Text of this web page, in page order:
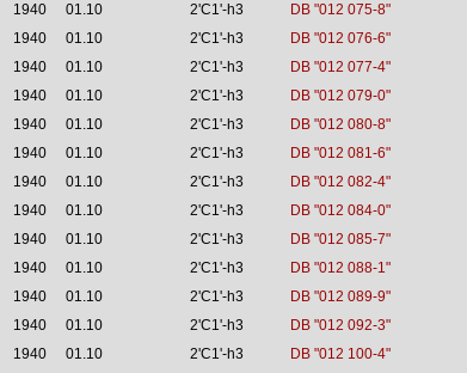
1940 01.10 2'C1'-h3
DB "012 075-8"
1940 01.10 2'C1'-h3
DB "012 076-6"
1940 01.10 2'C1'-h3
DB "012 077-4"
1940 01.10 2'C1'-h3
DB "012 079-0"
1940 01.10 2'C1'-h3
DB "012 080-8"
1940 01.10 2'C1'-h3
DB "012 081-6"
1940 01.10 2'C1'-h3
DB "012 082-4"
1940 01.10 2'C1'-h3
DB "012 084-0"
1940 01.10 2'C1'-h3
DB "012 085-7"
1940 01.10 2'C1'-h3
DB "012 088-1"
1940 01.10 2'C1'-h3
DB "012 089-9"
1940 01.10 2'C1'-h3
DB "012 092-3"
1940 01.10 2'C1'-h3 DB "012 100-4"